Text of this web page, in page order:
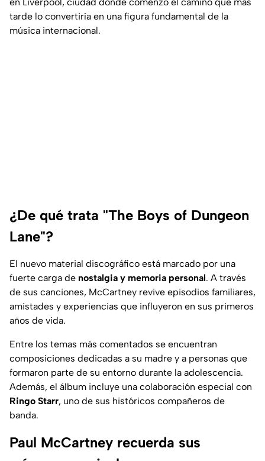
tarde lo convertiría en una figura fundamental de la
música internacional.
¿De qué trata "The Boys of Dungeon
Lane"?
El nuevo material discográfico está marcado por una
fuerte carga de nostalgia y memoria personal. A través
de sus canciones, McCartney revive episodios familiares,
amistades y experiencias que influyeron en sus primeros
años de vida.
Entre los temas más comentados se encuentran
composiciones dedicadas a su madre y a personas que
formaron parte de su entorno durante la adolescencia.
Además, el álbum incluye una colaboración especial con
Ringo Starr, uno de sus históricos compañeros de
banda.
Paul McCartney recuerda sus